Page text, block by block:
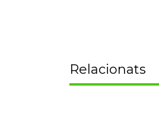
Relacionats